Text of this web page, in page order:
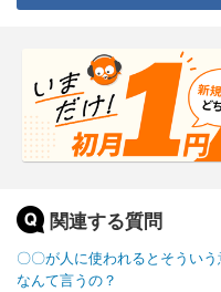
関連する質問
〇〇が人に使われるとそうい
なんて言うの？